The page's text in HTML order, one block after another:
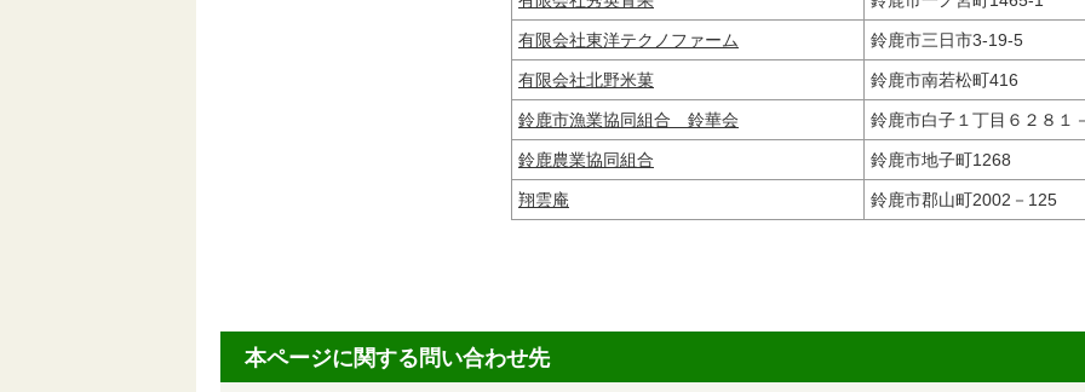
有限会社東洋テクノファーム 鈴鹿市三日市3-19-5
有限会社北野米菓 鈴鹿市南若松町416
鈴鹿市漁業協同組合 鈴華会 鈴鹿市白子１丁目６２８１
鈴鹿農業協同組合 鈴鹿市地子町1268
翔雲庵 鈴鹿市郡山町2002－125
本ページに関する問い合わせ先